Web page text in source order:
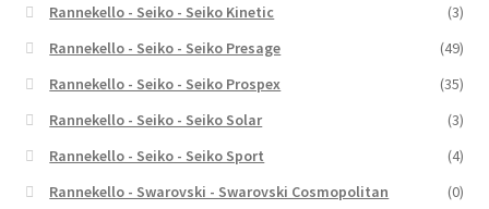
Rannekello - Seiko - Seiko Kinetic
(3)
Rannekello - Seiko - Seiko Presage
(49)
Rannekello - Seiko - Seiko Prospex
(35)
Rannekello - Seiko - Seiko Solar
(3)
Rannekello - Seiko - Seiko Sport
(4)
Rannekello - Swarovski - Swarovski Cosmopolitan
(0)